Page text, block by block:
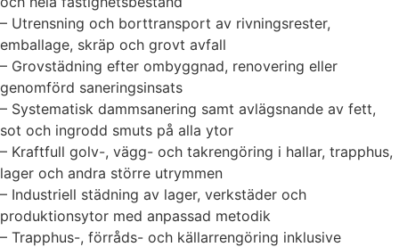
– Utrensning och borttransport av rivningsrester,
emballage, skräp och grovt avfall
– Grovstädning efter ombyggnad, renovering eller
genomförd saneringsinsats
– Systematisk dammsanering samt avlägsnande av fett,
sot och ingrodd smuts på alla ytor
– Kraftfull golv-, vägg- och takrengöring i hallar, trapphus,
lager och andra större utrymmen
– Industriell städning av lager, verkstäder och
produktionsytor med anpassad metodik
– Trapphus-, förråds- och källarrengöring inklusive